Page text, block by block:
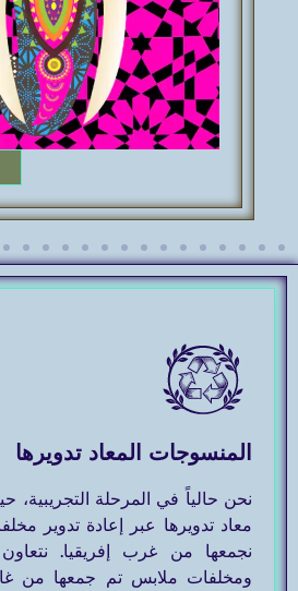
المنسوجات المعاد تدويرها
نحن حالياً في المرحلة التجريبية،
معاد تدويرها عبر إعادة تدوير
نجمعها من غرب إفريقيا.
ومخلفات ملابس تم جمعها من